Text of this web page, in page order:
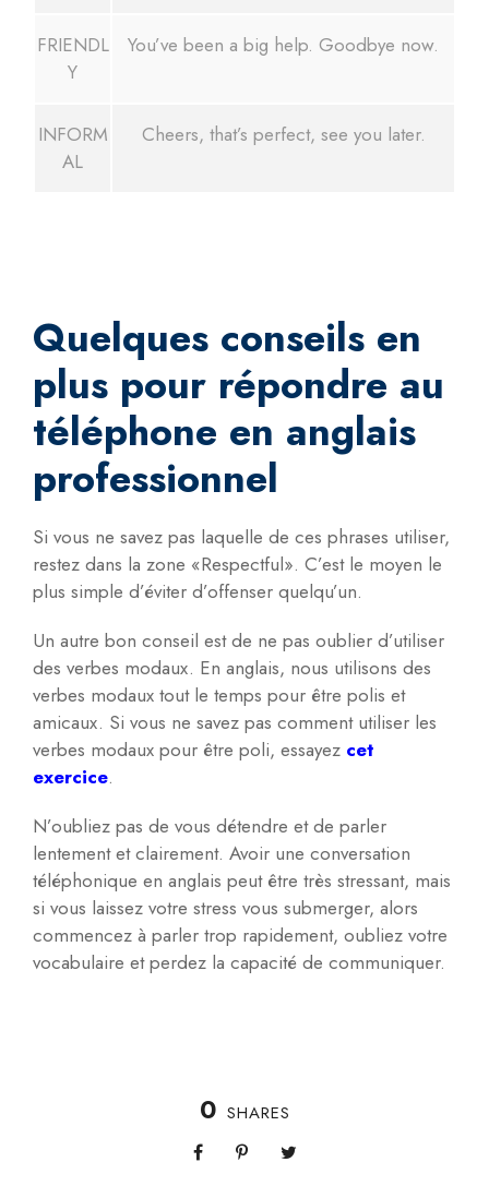
FRIENDL
Y
You’ve been a big help. Goodbye now.
INFORM
AL
Cheers, that’s perfect, see you later.
Quelques conseils en
plus pour répondre au
téléphone en anglais
professionnel
Si vous ne savez pas laquelle de ces phrases utiliser,
restez dans la zone «Respectful». C’est le moyen le
plus simple d’éviter d’offenser quelqu’un.
Un autre bon conseil est de ne pas oublier d’utiliser
des verbes modaux. En anglais, nous utilisons des
verbes modaux tout le temps pour être polis et
amicaux. Si vous ne savez pas comment utiliser les
verbes modaux pour être poli, essayez cet
exercice.
N’oubliez pas de vous détendre et de parler
lentement et clairement. Avoir une conversation
téléphonique en anglais peut être très stressant, mais
si vous laissez votre stress vous submerger, alors
commencez à parler trop rapidement, oubliez votre
vocabulaire et perdez la capacité de communiquer.
0 SHARES